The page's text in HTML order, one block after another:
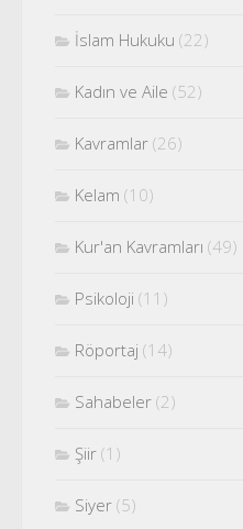
İslam Hukuku (22)
Kadın ve Aile (52)
Kavramlar (26)
Kelam (10)
Kur'an Kavramları (49)
Psikoloji (11)
Röportaj (14)
Sahabeler (2)
Şiir (1)
Siyer (5)